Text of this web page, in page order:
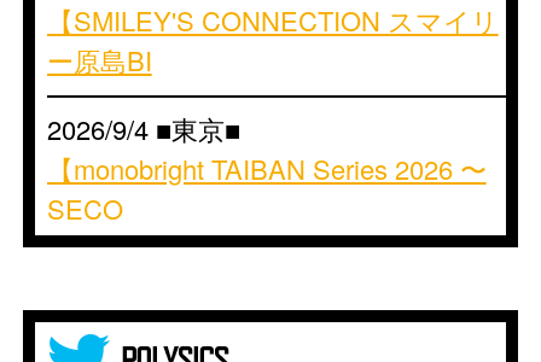
2025/10/11 ■MEDIA■
FM青森【多田慎也project Apple
POP】
【SMILEY'S CONNECTION スマイリ
ー原島BI
2026/9/4 ■東京■
【monobright TAIBAN Series 2026 〜
SECO
【TOISU感謝祭!!! 2026】